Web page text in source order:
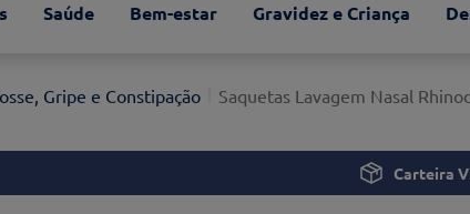
1º xiaomi
3º now
Saúde Bem-estar Gravidez e Criança
Gripe e Constipação Saquetas Lavagem Nasal
Carteira